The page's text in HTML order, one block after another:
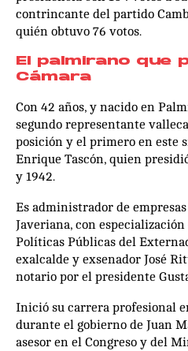
contrincante del partido
quién obtuvo 76 votos.
El palmirano que
Cámara
Con 42 años, y nacido en
segundo representante
posición y el primero en este
Enrique Tascón, quien
y 1942.
Es administrador de
Javeriana, con
Políticas Públicas del
exalcalde y exsenador José
notario por el presidente
Inició su carrera profesional
durante el gobierno de Juan
asesor en el Congreso y del